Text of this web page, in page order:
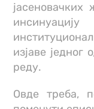
изјаве
реду.
Овде треба,